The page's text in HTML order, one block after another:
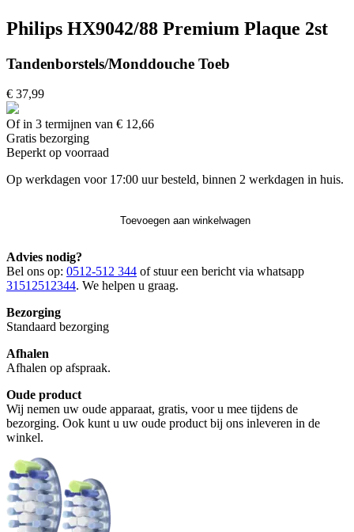
Philips HX9042/88 Premium Plaque 2st
Tandenborstels/Monddouche Toeb
€ 37,99
Of in 3 termijnen van € 12,66
Gratis bezorging
Beperkt op voorraad
Op werkdagen voor 17:00 uur besteld, binnen 2 werkdagen in huis.
Toevoegen aan winkelwagen
Advies nodig?
Bel ons op: 0512-512 344 of stuur een bericht via whatsapp
31512512344. We helpen u graag.
Bezorging
Standaard bezorging
Afhalen
Afhalen op afspraak.
Oude product
Wij nemen uw oude apparaat, gratis, voor u mee tijdens de
bezorging. Ook kunt u uw oude product bij ons inleveren in de
winkel.